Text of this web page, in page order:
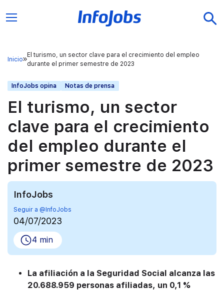
Inicio
El turismo, un sector clave para el crecimiento del empleo
durante el primer semestre de 2023
InfoJobs opina Notas de prensa
El turismo, un sector
clave para el crecimiento
del empleo durante el
primer semestre de 2023
InfoJobs
Seguir a @InfoJobs
04/07/2023
4 min
La afiliación a la Seguridad Social alcanza las
20.688.959 personas afiliadas, un 0,1 %